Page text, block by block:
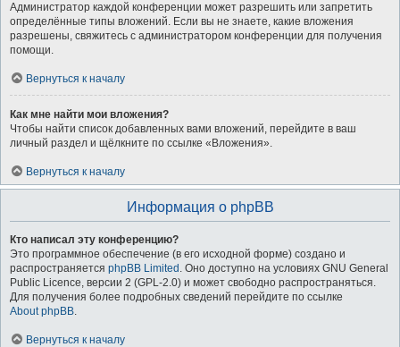
Администратор каждой конференции может разрешить или запретить
определённые типы вложений. Если вы не знаете, какие вложения
разрешены, свяжитесь с администратором конференции для получения
помощи.
Вернуться к началу
Как мне найти мои вложения?
Чтобы найти список добавленных вами вложений, перейдите в ваш
личный раздел и щёлкните по ссылке «Вложения».
Вернуться к началу
Информация о phpBB
Кто написал эту конференцию?
Это программное обеспечение (в его исходной форме) создано и
распространяется phpBB Limited . Оно доступно на условиях GNU General
Public Licence, версии 2 (GPL-2.0) и может свободно распространяться.
Для получения более подробных сведений перейдите по ссылке
About phpBB.
Вернуться к началу